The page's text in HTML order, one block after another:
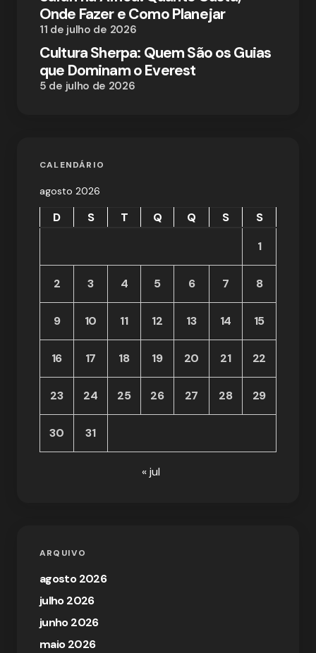
Onde Fazer e Como Planejar
11 de julho de 2026
Cultura Sherpa: Quem São os Guias
que Dominam o Everest
5 de julho de 2026
CALENDÁRIO
agosto 2026
D S T Q Q S
S
1
2 3 4 5 6 7 8
9 10 11 12 13 14 15
16 17 18 19 20 21 22
23 24 25 26 27 28 29
30 31
« jul
ARQUIVO
agosto 2026
julho 2026
junho 2026
maio 2026